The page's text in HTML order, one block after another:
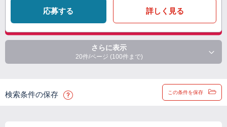
応募する 詳しく見る
さらに表示
20件/ページ (100件まで)
検索条件の保存 この条件を保存